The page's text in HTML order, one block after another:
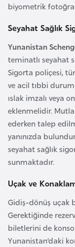
biyometrik
Seyahat Sağlık
Yunanistan
teminatlı seyahat
Sigorta poliçesi,
ve acil tıbbi
ıslak imzalı veya
eklenmelidir.
ederken talep
yanınızda
seyahat sağlık
sunmaktadır.
Uçak ve
Gidiş-dönüş uçak
Gerektiğinde
biletlerini de
Yunanistan’daki
G
ü
n
e
y
S
u
d
a
n
u
y
a
n
a